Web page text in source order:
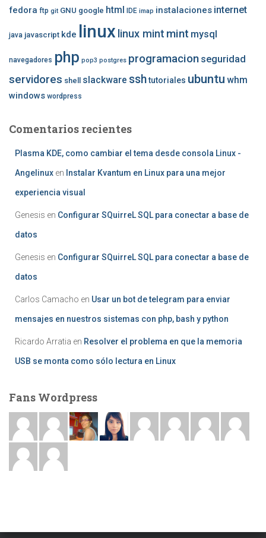
fedora ftp git GNU google html IDE imap instalaciones internet
java javascript kde linux linux mint mint mysql
navegadores php pop3 postgres programacion seguridad
servidores shell slackware sshtutoriales ubuntu whm
windows wordpress
Comentarios recientes
Plasma KDE, como cambiar el tema desde consola Linux -
Angelinux en Instalar Kvantum en Linux para una mejor
experiencia visual
Genesis en Configurar SQuirreL SQL para conectar a base de
datos
Genesis en Configurar SQuirreL SQL para conectar a base de
datos
Carlos Camacho en Usar un bot de telegram para enviar
mensajes en nuestros sistemas con php, bash y python
Ricardo Arratia en Resolver el problema en que la memoria
USB se monta como sólo lectura en Linux
Fans Wordpress